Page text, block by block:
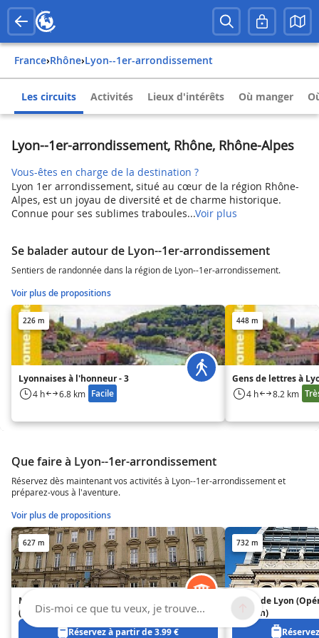
France› Rhône› Lyon--1er-arrondissement
Les circuits Activités Lieux d'intérêts Où manger
Lyon--1er-arrondissement, Rhône, Rhône-Alpes
Vous-êtes en charge de la destination ?
Lyon 1er arrondissement, situé au cœur de la région Rhône-
Alpes, est un joyau de diversité et de charme historique.
Connue pour ses sublimes traboules...Voir plus
Se balader autour de Lyon--1er-arrondissement
Sentiers de randonnée dans la région de Lyon--1er-arrondissement.
Voir plus de propositions
226 m
Lyonnaises à l'honneur - 3
4 h 6.8 km Facile
448 m
Gens de lettres à
4 h 8.2 km
Que faire à Lyon--1er-arrondissement
Réservez dès maintenant vos activités à Lyon--1er-arrondissement et
préparez-vous à l'aventure.
Voir plus de propositions
627 m
Musée des Beaux-Arts de Lyon
(Musée des Beaux Arts de Lyon)
Réservez à partir de 3.99 €
732 m
Opéra de Lyon
de Lyon)
Dis-moi ce que tu veux, je trouve...